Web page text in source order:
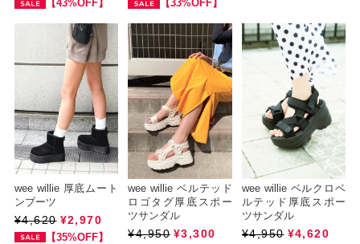
【43%OFF】 【33%OFF】
wee willie 厚底ムート
ンブーツ
¥4,620 ¥2,970
【35%OFF】
wee willie ベルテッド
ロゴタグ厚底スポー
ツサンダル
¥4,950 ¥3,300
wee willie ベルクロベ
ルテッド厚底スポー
ツサンダル
¥4,950 ¥4,620